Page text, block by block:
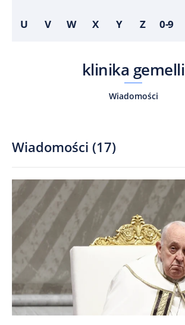
U V W X Y Z 0-9
klinika gemelli
Wiadomości
Wiadomości (17)